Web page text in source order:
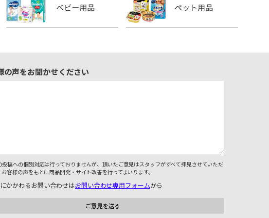
の声をお聞かせください
投稿への個別対応は行っておりませんが、頂いたご意見はスタッフがすべて拝見させていただ
お客様の声をもとに商品開発・サイト改善を行ってまいります。
かかわるお問い合わせはお問い合わせ専用フォームから